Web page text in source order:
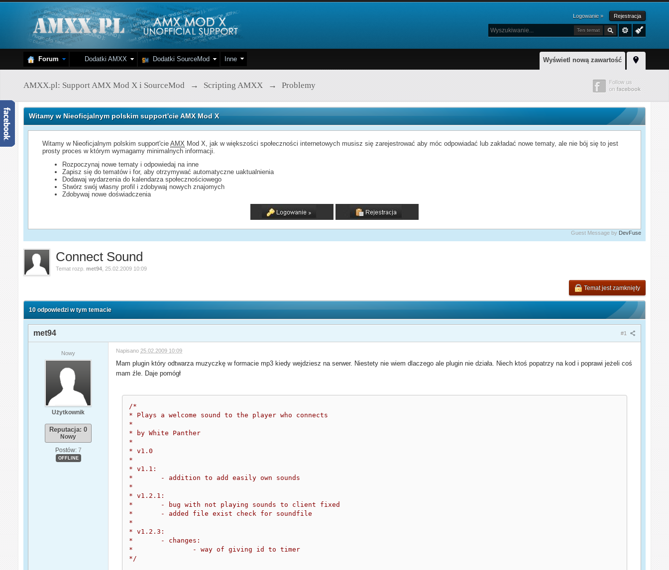
Logowanie » Rejestracja
Ten temat
Wyświetl nową zawartość
Forum Dodatki AMXX Dodatki SourceMod Inne
AMXX.pl: Support AMX Mod X i SourceMod → Scripting AMXX → Problemy
Witamy w Nieoficjalnym polskim support'cie AMX Mod X
Witamy w Nieoficjalnym polskim support'cieAMX Mod X, jak w większości społeczności internetowych musisz się zarejestrować aby móc odpowiadać lub zakładać nowe tematy, ale nie bój się to jest
prosty proces w którym wymagamy minimalnych informacji.
Rozpoczynaj nowe tematy i odpowiedaj na inne
Zapisz się do tematów i for, aby otrzymywać automatyczne uaktualnienia
Dodawaj wydarzenia do kalendarza społecznościowego
Stwórz swój własny profil i zdobywaj nowych znajomych
Zdobywaj nowe doświadczenia
Guest Message by DevFuse
Connect Sound
Temat rozp.met94 25.02.2009 10:09
Temat jest zamknięty
10 odpowiedzi w tym temacie
#1
met94
Nowy
Użytkownik
Reputacja: 0
Nowy
Postów: 7
OFFLINE
Napisano 25.02.2009 10:09
Mam plugin który odtwarza muzyczkę w formacie mp3 kiedy wejdziesz na serwer. Niestety nie wiem dlaczego ale plugin nie działa. Niech ktoś popatrzy na kod i poprawi jeżeli coś
mam źle. Daje pomógł
/*
* Plays a welcome sound to the player who connects
*
* by White Panther
*
* v1.0
*
* v1.1:
*	- addition to add easily own sounds
*
* v1.2.1:
*	- bug with not playing sounds to client fixed
*	- added file exist check for soundfile
*
* v1.2.3:
*	- changes:
*		- way of giving id to timer
*/